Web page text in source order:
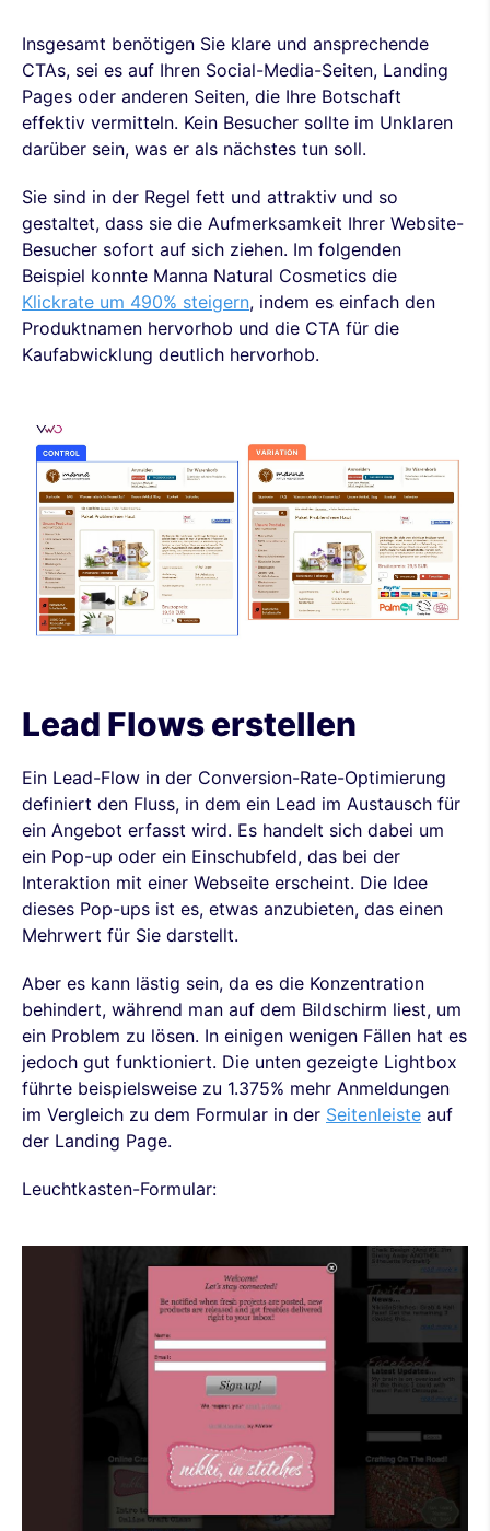
Insgesamt benötigen Sie klare und ansprechende
CTAs, sei es auf Ihren Social-Media-Seiten, Landing
Pages oder anderen Seiten, die Ihre Botschaft
effektiv vermitteln. Kein Besucher sollte im Unklaren
darüber sein, was er als nächstes tun soll.
Sie sind in der Regel fett und attraktiv und so
gestaltet, dass sie die Aufmerksamkeit Ihrer Website-
Besucher sofort auf sich ziehen. Im folgenden
Beispiel konnte Manna Natural Cosmetics die
Klickrate um 490% steigern, indem es einfach den
Produktnamen hervorhob und die CTA für die
Kaufabwicklung deutlich hervorhob.
Lead Flows erstellen
Ein Lead-Flow in der Conversion-Rate-Optimierung
definiert den Fluss, in dem ein Lead im Austausch für
ein Angebot erfasst wird. Es handelt sich dabei um
ein Pop-up oder ein Einschubfeld, das bei der
Interaktion mit einer Webseite erscheint. Die Idee
dieses Pop-ups ist es, etwas anzubieten, das einen
Mehrwert für Sie darstellt.
Aber es kann lästig sein, da es die Konzentration
behindert, während man auf dem Bildschirm liest, um
ein Problem zu lösen. In einigen wenigen Fällen hat es
jedoch gut funktioniert. Die unten gezeigte Lightbox
führte beispielsweise zu 1.375% mehr Anmeldungen
im Vergleich zu dem Formular in der Seitenleiste auf
der Landing Page.
Leuchtkasten-Formular: